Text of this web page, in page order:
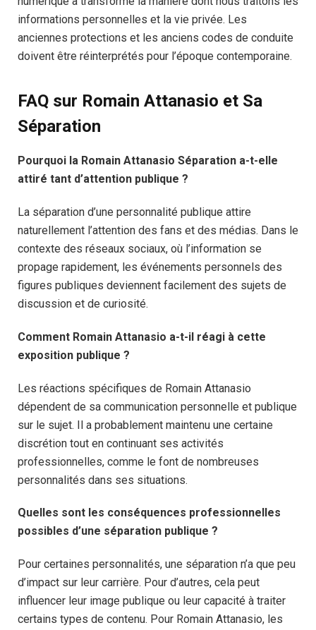
informations personnelles et la vie privée. Les
anciennes protections et les anciens codes de conduite
doivent être réinterprétés pour l’époque contemporaine.
FAQ sur Romain Attanasio et Sa
Séparation
Pourquoi la Romain Attanasio Séparation a-t-elle
attiré tant d’attention publique ?
La séparation d’une personnalité publique attire
naturellement l’attention des fans et des médias. Dans le
contexte des réseaux sociaux, où l’information se
propage rapidement, les événements personnels des
figures publiques deviennent facilement des sujets de
discussion et de curiosité.
Comment Romain Attanasio a-t-il réagi à cette
exposition publique ?
Les réactions spécifiques de Romain Attanasio
dépendent de sa communication personnelle et publique
sur le sujet. Il a probablement maintenu une certaine
discrétion tout en continuant ses activités
professionnelles, comme le font de nombreuses
personnalités dans ses situations.
Quelles sont les conséquences professionnelles
possibles d’une séparation publique ?
Pour certaines personnalités, une séparation n’a que peu
d’impact sur leur carrière. Pour d’autres, cela peut
influencer leur image publique ou leur capacité à traiter
certains types de contenu. Pour Romain Attanasio, les